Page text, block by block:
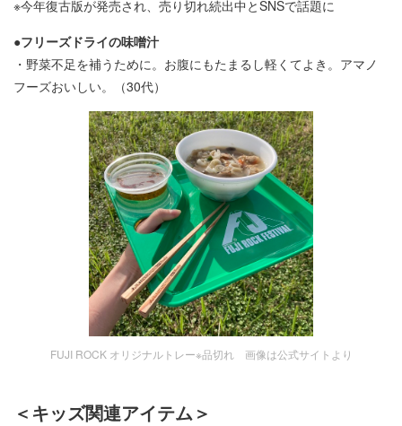
※今年復古版が発売され、売り切れ続出中とSNSで話題に
●フリーズドライの味噌汁
・野菜不足を補うために。お腹にもたまるし軽くてよき。アマノ
フーズおいしい。（30代）
FUJI ROCK オリジナルトレー※品切れ 画像は公式サイトより
＜キッズ関連アイテム＞